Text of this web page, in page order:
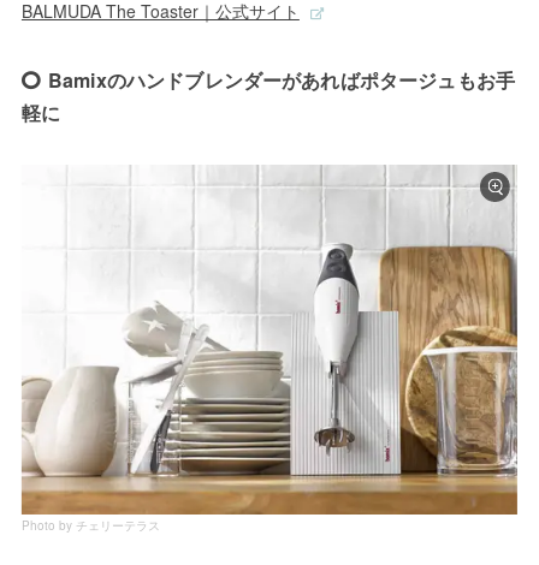
BALMUDA The Toaster｜公式サイト
Bamixのハンドブレンダーがあればポタージュもお手
軽に
Photo by チェリーテラス